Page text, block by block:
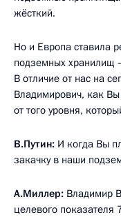
жёсткий.
Но и Европа ставила
подземных хранилищ
В отличие от нас на
Владимирович, как Вы
от того уровня,
В.Путин: И когда Вы
закачку в наши
А.Миллер: Владимир
целевого